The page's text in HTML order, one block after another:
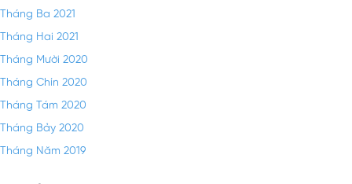
Tháng Ba 2021
Tháng Hai 2021
Tháng Mười 2020
Tháng Chín 2020
Tháng Tám 2020
Tháng Bảy 2020
Tháng Năm 2019